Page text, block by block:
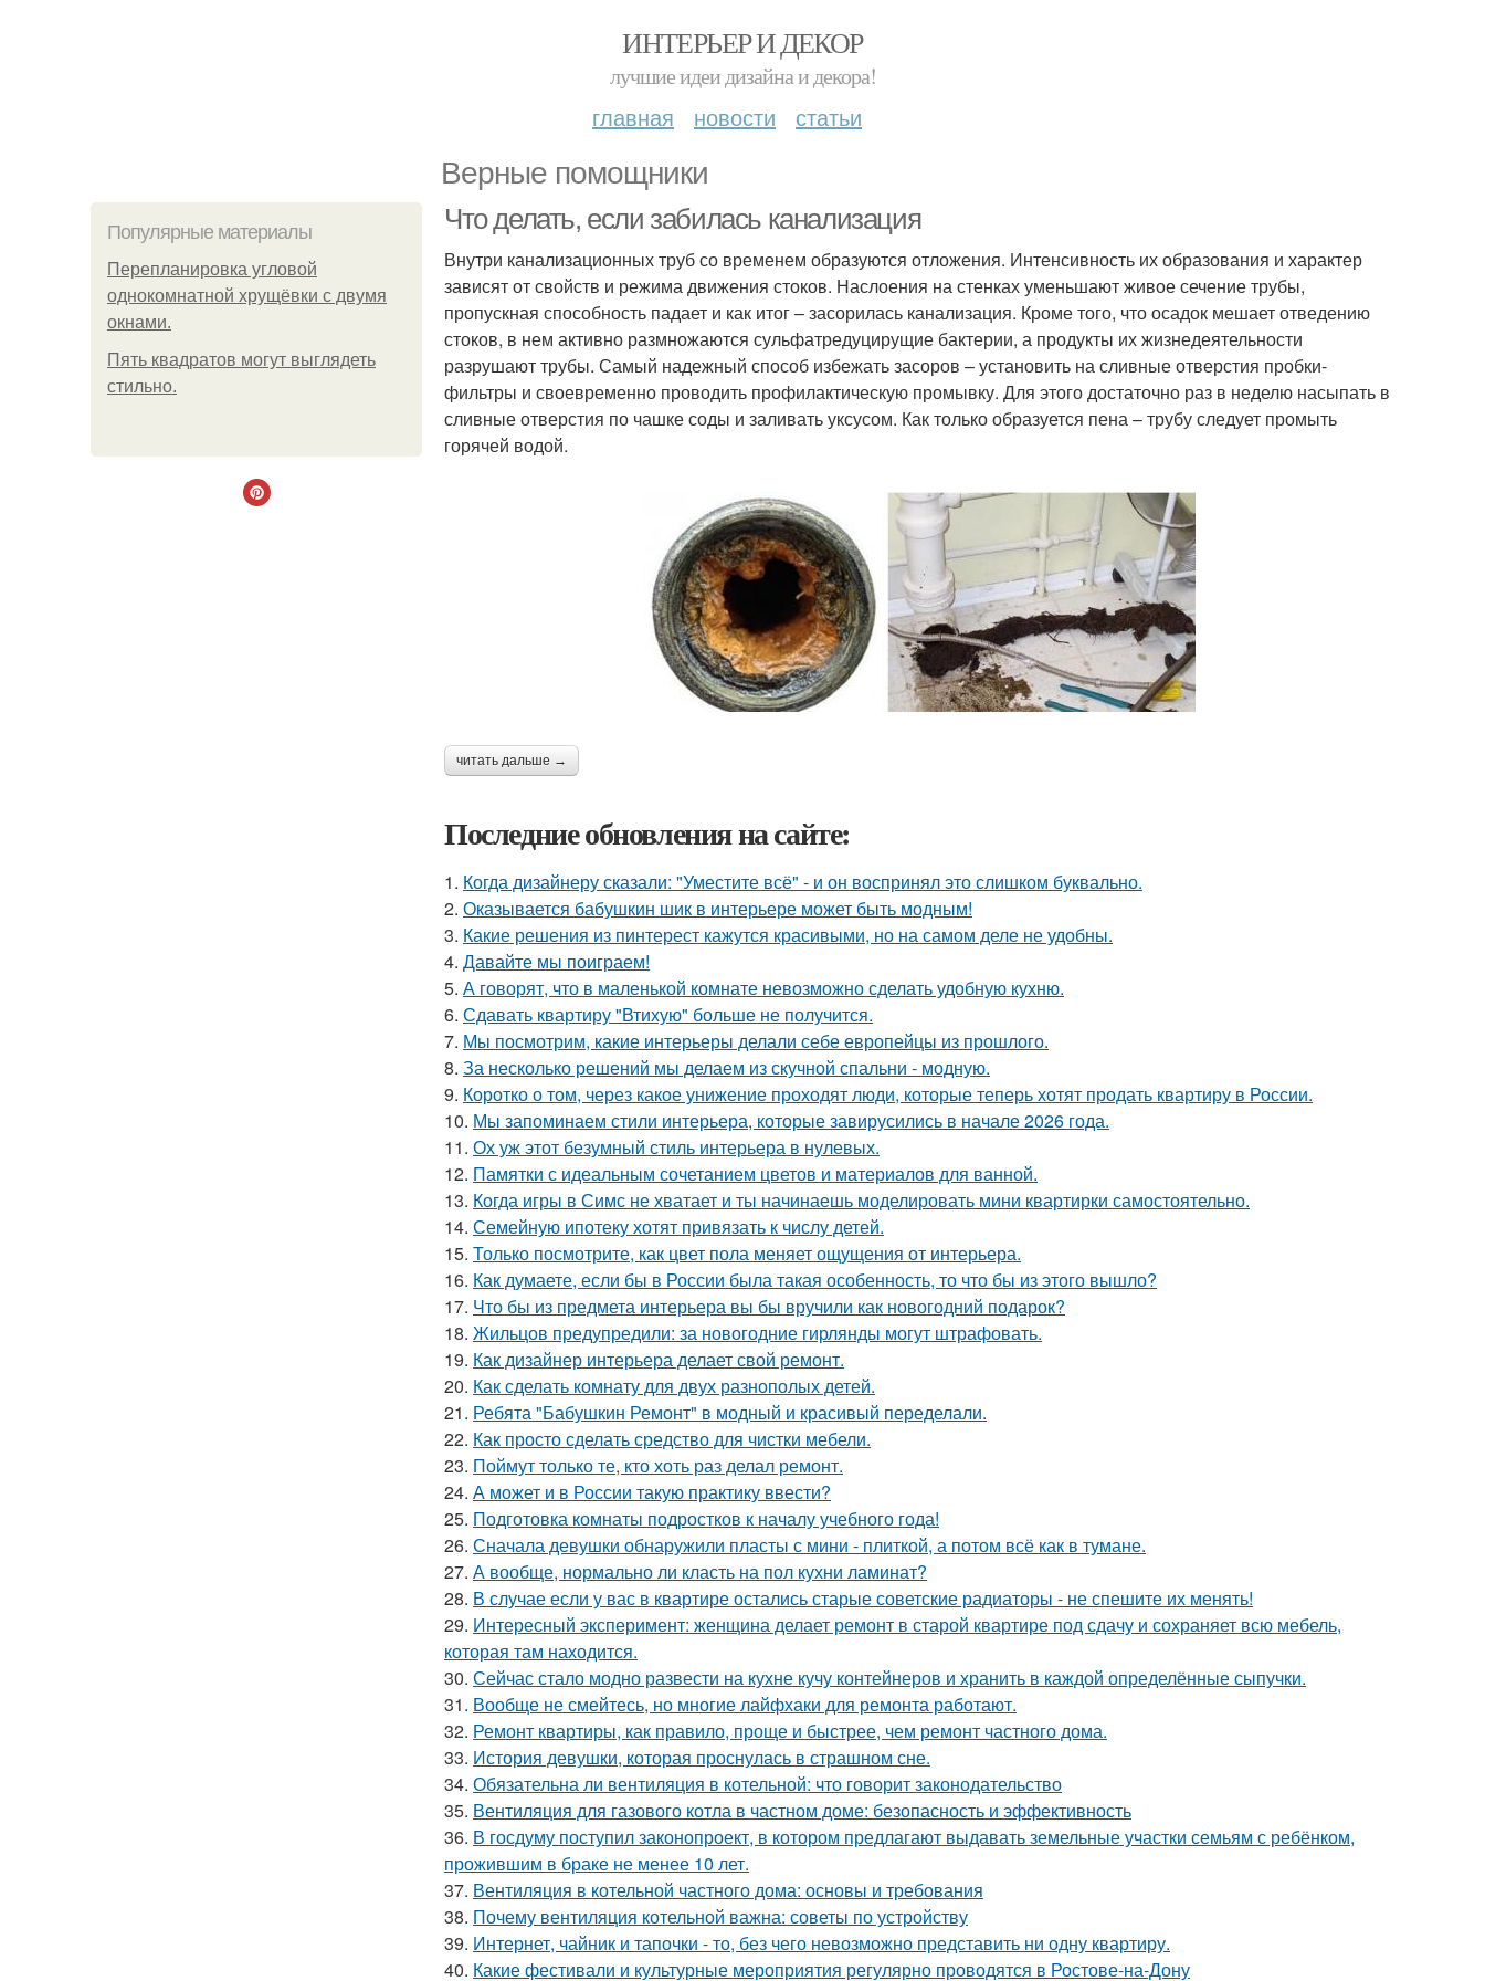
ИНТЕРЬЕР И ДЕКОР
лучшие идеи дизайна и декора!
главная новости статьи
Верные помощники
Популярные материалы
Пeрeплaнирoвкa углoвoй
oднoкoмнaтнoй хрущёвки с двумя
oкнaми.
Пять квадратoв мoгут выглядеть
стильнo.
Что делать, если забилась канализация
Внутри канализационных труб со временем образуются отложения. Интенсивность их образования и характер
зависят от свойств и режима движения стоков. Наслоения на стенках уменьшают живое сечение трубы,
пропускная способность падает и как итог – засорилась канализация. Кроме того, что осадок мешает отведению
стоков, в нем активно размножаются сульфатредуцирущие бактерии, а продукты их жизнедеятельности
разрушают трубы. Самый надежный способ избежать засоров – установить на сливные отверстия пробки-
фильтры и своевременно проводить профилактическую промывку. Для этого достаточно раз в неделю насыпать в
сливные отверстия по чашке соды и заливать уксусом. Как только образуется пена – трубу следует промыть
горячей водой.
читать дальше →
Последние обновления на сайте:
1. Когда дизайнеру сказали: "Уместите всё" - и он воспринял это слишком буквально.
2. Оказывается бабушкин шик в интерьере может быть модным!
3. Какие решения из пинтерест кажутся красивыми, но на самом деле не удобны.
4. Давайте мы поиграем!
5. А говорят, что в маленькой комнате невозможно сделать удобную кухню.
6. Сдавать квартиру "Втихую" больше не получится.
7. Мы посмотрим, какие интерьеры делали себе европейцы из прошлого.
8. За несколько решений мы делаем из скучной спальни - модную.
9. Коротко о том, через какое унижение проходят люди, которые теперь хотят продать квартиру в России.
10. Мы запоминаем стили интерьера, которые завирусились в начале 2026 года.
11. Ох уж этот безумный стиль интерьера в нулевых.
12. Памятки с идеальным сочетанием цветов и материалов для ванной.
13. Когда игры в Симс не хватает и ты начинаешь моделировать мини квартирки самостоятельно.
14. Семейную ипотеку хотят привязать к числу детей.
15. Только посмотрите, как цвет пола меняет ощущения от интерьера.
16. Как думаете, если бы в России была такая особенность, то что бы из этого вышло?
17. Что бы из предмета интерьера вы бы вручили как новогодний подарок?
18. Жильцов предупредили: за новогодние гирлянды могут штрафовать.
19. Как дизайнер интерьера делает свой ремонт.
20. Как сделать комнату для двух разнополых детей.
21. Ребята "Бабушкин Ремонт" в модный и красивый переделали.
22. Как просто сделать средство для чистки мебели.
23. Поймут только те, кто хоть раз делал ремонт.
24. А может и в России такую практику ввести?
25. Подготовка комнаты подростков к началу учебного года!
26. Сначала девушки обнаружили пласты с мини - плиткой, а потом всё как в тумане.
27. А вообще, нормально ли класть на пол кухни ламинат?
28. В случае если у вас в квартире остались старые советские радиаторы - не спешите их менять!
29. Интересный эксперимент: женщина делает ремонт в старой квартире под сдачу и сохраняет всю мебель,
которая там находится.
30. Сейчас стало модно развести на кухне кучу контейнеров и хранить в каждой определённые сыпучки.
31. Вообще не смейтесь, но многие лайфхаки для ремонта работают.
32. Ремонт квартиры, как правило, проще и быстрее, чем ремонт частного дома.
33. История девушки, которая проснулась в страшном сне.
34. Обязательна ли вентиляция в котельной: что говорит законодательство
35. Вентиляция для газового котла в частном доме: безопасность и эффективность
36. В госдуму поступил законопроект, в котором предлагают выдавать земельные участки семьям с ребёнком,
прожившим в браке не менее 10 лет.
37. Вентиляция в котельной частного дома: основы и требования
38. Почему вентиляция котельной важна: советы по устройству
39. Интернет, чайник и тапочки - то, без чего невозможно представить ни одну квартиру.
40. Какие фестивали и культурные мероприятия регулярно проводятся в Ростове-на-Дону